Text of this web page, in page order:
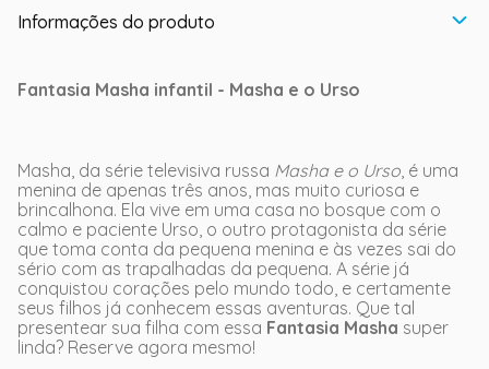
Informações do produto
Fantasia Masha infantil - Masha e o Urso
Masha, da série televisiva russa Masha e o Urso , é uma
menina de apenas três anos, mas muito curiosa e
brincalhona. Ela vive em uma casa no bosque com o
calmo e paciente Urso, o outro protagonista da série
que toma conta da pequena menina e às vezes sai do
sério com as trapalhadas da pequena. A série já
conquistou corações pelo mundo todo, e certamente
seus filhos já conhecem essas aventuras. Que tal
presentear sua filha com essa Fantasia Masha super
linda? Reserve agora mesmo!